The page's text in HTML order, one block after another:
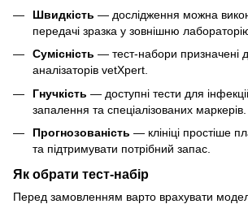
Швидкість — дослідження можна
передачі зразка у зовнішню
Сумісність — тест-набори призначені
аналізаторів vetXpert.
Гнучкість — доступні тести для
запалення та спеціалізованих маркерів.
Прогнозованість — клініці простіше
та підтримувати потрібний запас.
Як обрати тест-набір
Перед замовленням варто врахувати